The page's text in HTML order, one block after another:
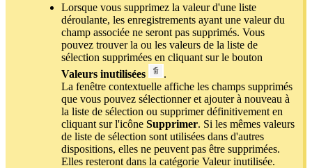
Lorsque vous supprimez la valeur d'une liste
déroulante, les enregistrements ayant une valeur du
champ associée ne seront pas supprimés. Vous
pouvez trouver la ou les valeurs de la liste de
sélection supprimées en cliquant sur le bouton
Valeurs inutilisées
.
La fenêtre contextuelle affiche les champs supprimés
que vous pouvez sélectionner et ajouter à nouveau à
la liste de sélection ou supprimer définitivement en
cliquant sur l'icône Supprimer. Si les mêmes valeurs
de liste de sélection sont utilisées dans d'autres
dispositions, elles ne peuvent pas être supprimées.
Elles resteront dans la catégorie Valeur inutilisée.